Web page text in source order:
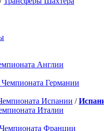
Англии
Германии
Испании /
Италии
Франции